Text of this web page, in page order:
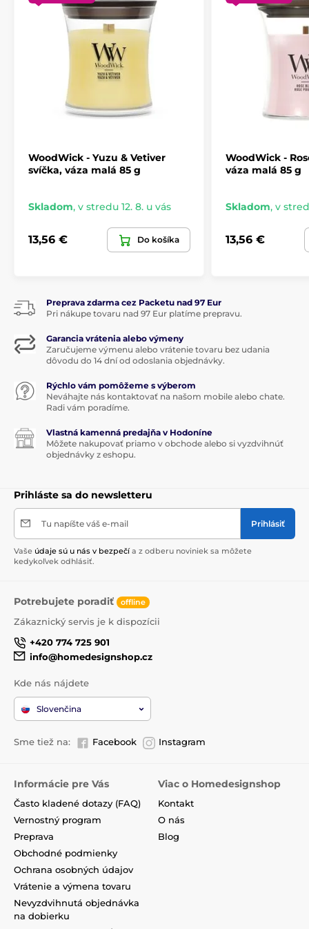
WoodWick - Yuzu & Vetiver
svíčka, váza malá 85 g
Skladom, v stredu 12. 8. u vás
13,56 € Do košíka
WoodWick -
váza malá 85 g
Skladom, v
13,56 €
Preprava zdarma cez Packetu nad 97 Eur
Pri nákupe tovaru nad 97 Eur platíme prepravu.
Garancia vrátenia alebo výmeny
Zaručujeme výmenu alebo vrátenie tovaru bez udania
dôvodu do 14 dní od odoslania objednávky.
Rýchlo vám pomôžeme s výberom
Neváhajte nás kontaktovať na našom mobile alebo chate.
Radi vám poradíme.
Vlastná kamenná predajňa v Hodoníne
Môžete nakupovať priamo v obchode alebo si vyzdvihnúť
objednávky z eshopu.
Prihláste sa do newsletteru
Tu napíšte váš e-mail Prihlásiť
Vaše údaje sú u nás v bezpečí a z odberu noviniek sa môžete
kedykoľvek odhlásiť.
Potrebujete poradiť offline
Zákaznický servis je k dispozícii
+420 774 725 901
info@homedesignshop.cz
Kde nás nájdete
Slovenčina
Sme tiež na: Facebook Instagram
Informácie pre Vás
Často kladené dotazy (FAQ)
Vernostný program
Preprava
Obchodné podmienky
Ochrana osobných údajov
Vrátenie a výmena tovaru
Nevyzdvihnutá objednávka
na dobierku
Viac o Homedesignshop
Kontakt
O nás
Blog